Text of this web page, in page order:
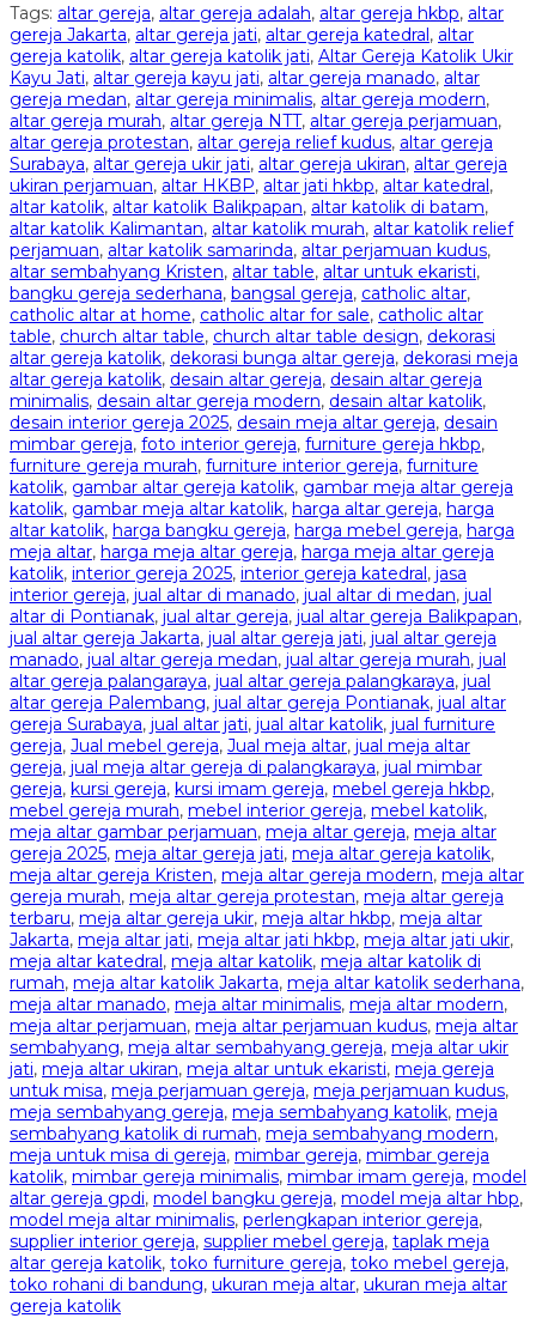
Tags: altar gereja, altar gereja adalah, altar gereja hkbp, altar
gereja Jakarta, altar gereja jati, altar gereja katedral, altar
gereja katolik, altar gereja katolik jati, Altar Gereja Katolik Ukir
Kayu Jati, altar gereja kayu jati, altar gereja manado, altar
gereja medan, altar gereja minimalis, altar gereja modern,
altar gereja murah, altar gereja NTT, altar gereja perjamuan,
altar gereja protestan, altar gereja relief kudus, altar gereja
Surabaya, altar gereja ukir jati, altar gereja ukiran, altar gereja
ukiran perjamuan, altar HKBP, altar jati hkbp, altar katedral,
altar katolik, altar katolik Balikpapan, altar katolik di batam,
altar katolik Kalimantan, altar katolik murah, altar katolik relief
perjamuan, altar katolik samarinda, altar perjamuan kudus,
altar sembahyang Kristen, altar table, altar untuk ekaristi,
bangku gereja sederhana, bangsal gereja, catholic altar,
catholic altar at home, catholic altar for sale, catholic altar
table, church altar table, church altar table design, dekorasi
altar gereja katolik, dekorasi bunga altar gereja, dekorasi meja
altar gereja katolik, desain altar gereja, desain altar gereja
minimalis, desain altar gereja modern, desain altar katolik,
desain interior gereja 2025, desain meja altar gereja, desain
mimbar gereja, foto interior gereja, furniture gereja hkbp,
furniture gereja murah, furniture interior gereja, furniture
katolik, gambar altar gereja katolik, gambar meja altar gereja
katolik, gambar meja altar katolik, harga altar gereja, harga
altar katolik, harga bangku gereja, harga mebel gereja, harga
meja altar, harga meja altar gereja, harga meja altar gereja
katolik, interior gereja 2025, interior gereja katedral, jasa
interior gereja, jual altar di manado, jual altar di medan, jual
altar di Pontianak, jual altar gereja, jual altar gereja Balikpapan,
jual altar gereja Jakarta, jual altar gereja jati, jual altar gereja
manado, jual altar gereja medan, jual altar gereja murah, jual
altar gereja palangaraya, jual altar gereja palangkaraya, jual
altar gereja Palembang, jual altar gereja Pontianak, jual altar
gereja Surabaya, jual altar jati, jual altar katolik, jual furniture
gereja, Jual mebel gereja, Jual meja altar, jual meja altar
gereja, jual meja altar gereja di palangkaraya, jual mimbar
gereja, kursi gereja, kursi imam gereja, mebel gereja hkbp,
mebel gereja murah, mebel interior gereja, mebel katolik,
meja altar gambar perjamuan, meja altar gereja, meja altar
gereja 2025, meja altar gereja jati, meja altar gereja katolik,
meja altar gereja Kristen, meja altar gereja modern, meja altar
gereja murah, meja altar gereja protestan, meja altar gereja
terbaru, meja altar gereja ukir, meja altar hkbp, meja altar
Jakarta, meja altar jati, meja altar jati hkbp, meja altar jati ukir,
meja altar katedral, meja altar katolik, meja altar katolik di
rumah, meja altar katolik Jakarta, meja altar katolik sederhana,
meja altar manado, meja altar minimalis, meja altar modern,
meja altar perjamuan, meja altar perjamuan kudus, meja altar
sembahyang, meja altar sembahyang gereja, meja altar ukir
jati, meja altar ukiran, meja altar untuk ekaristi, meja gereja
untuk misa, meja perjamuan gereja, meja perjamuan kudus,
meja sembahyang gereja, meja sembahyang katolik, meja
sembahyang katolik di rumah, meja sembahyang modern,
meja untuk misa di gereja, mimbar gereja, mimbar gereja
katolik, mimbar gereja minimalis, mimbar imam gereja, model
altar gereja gpdi, model bangku gereja, model meja altar hbp,
model meja altar minimalis, perlengkapan interior gereja,
supplier interior gereja, supplier mebel gereja, taplak meja
altar gereja katolik, toko furniture gereja, toko mebel gereja,
toko rohani di bandung, ukuran meja altar, ukuran meja altar
gereja katolik